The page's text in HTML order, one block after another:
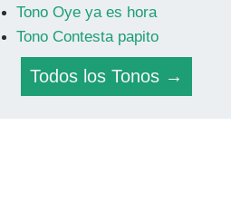
Tono Oye ya es hora
Tono Contesta papito
Todos los Tonos →